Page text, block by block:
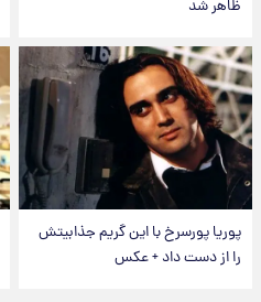
ظاهر شد
پوریا پورسرخ با این گریم جذابیتش
را از دست داد + عکس